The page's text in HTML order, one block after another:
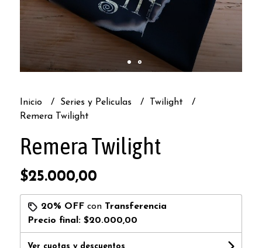
Inicio Series y Peliculas
Twilight
Remera Twilight
Remera Twilight
$25.000,00
20% OFFcon Transferencia
Precio final: $20.000,00